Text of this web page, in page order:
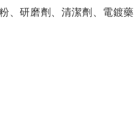
、研磨劑、清潔劑、電鍍藥